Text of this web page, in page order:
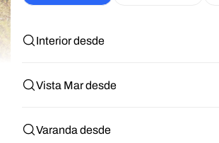
Interior desde
Vista Mar desde
Varanda desde